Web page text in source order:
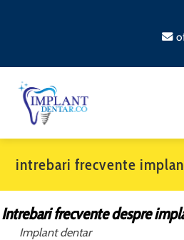
intrebari frecvente
Intrebari frecvente despre
Implant dentar